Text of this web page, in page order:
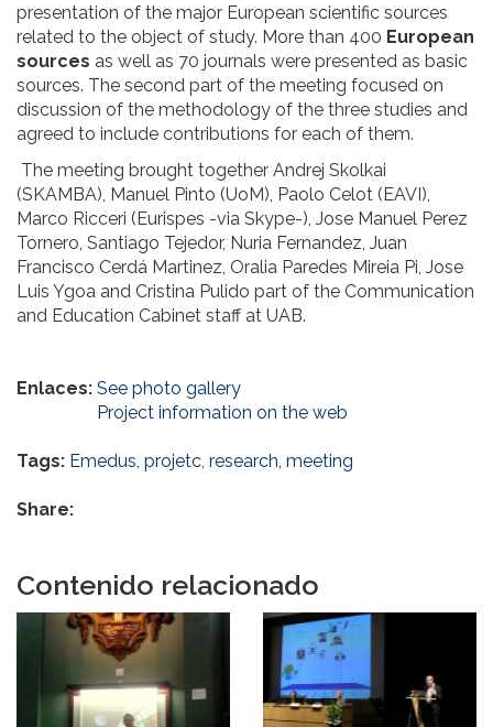
presentation of the major European scientific sources
related to the object of study. More than 400 European
sources as well as 70 journals were presented as basic
sources. The second part of the meeting focused on
discussion of the methodology of the three studies and
agreed to include contributions for each of them.
The meeting brought together Andrej Skolkai
(SKAMBA), Manuel Pinto (UoM), Paolo Celot (EAVI),
Marco Ricceri (Eurispes -via Skype-), Jose Manuel Perez
Tornero, Santiago Tejedor, Nuria Fernandez, Juan
Francisco Cerdá Martinez, Oralia Paredes Mireia Pi, Jose
Luis Ygoa and Cristina Pulido part of the Communication
and Education Cabinet staff at UAB.
Enlaces: See photo gallery
Project information on the web
Tags: Emedus, projetc, research, meeting
Share:
Contenido relacionado